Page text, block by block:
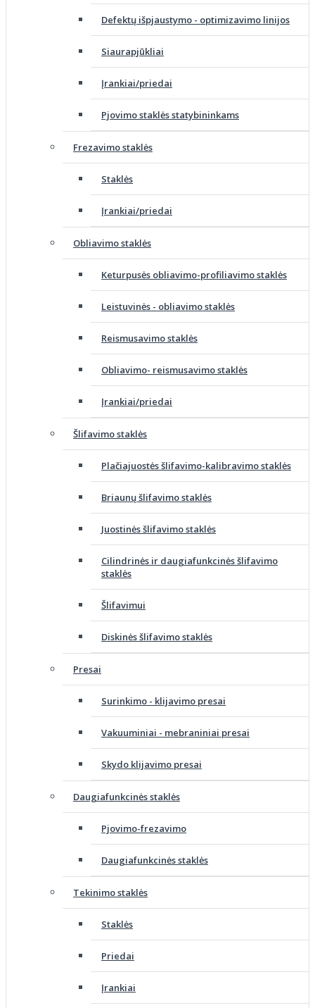
Defektų išpjaustymo - optimizavimo linijos
Siaurapjūkliai
Įrankiai/priedai
Pjovimo staklės statybininkams
Frezavimo staklės
Staklės
Įrankiai/priedai
Obliavimo staklės
Keturpusės obliavimo-profiliavimo staklės
Leistuvinės - obliavimo staklės
Reismusavimo staklės
Obliavimo- reismusavimo staklės
Įrankiai/priedai
Šlifavimo staklės
Plačiajuostės šlifavimo-kalibravimo staklės
Briaunų šlifavimo staklės
Juostinės šlifavimo staklės
Cilindrinės ir daugiafunkcinės šlifavimo
staklės
Šlifavimui
Diskinės šlifavimo staklės
Presai
Surinkimo - klijavimo presai
Vakuuminiai - mebraniniai presai
Skydo klijavimo presai
Daugiafunkcinės staklės
Pjovimo-frezavimo
Daugiafunkcinės staklės
Tekinimo staklės
Staklės
Priedai
Įrankiai